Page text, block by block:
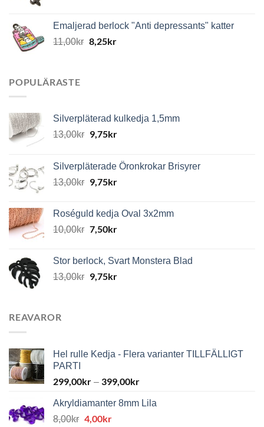
Emaljerad berlock "Anti depressants" katter
11,00kr 8,25kr
POPULÄRASTE
Silverpläterad kulkedja 1,5mm
13,00kr 9,75kr
Silverpläterade Öronkrokar Brisyrer
13,00kr 9,75kr
Roséguld kedja Oval 3x2mm
10,00kr 7,50kr
Stor berlock, Svart Monstera Blad
13,00kr 9,75kr
REAVAROR
Hel rulle Kedja - Flera varianter TILLFÄLLIGT
PARTI
299,00kr – 399,00kr
Akryldiamanter 8mm Lila
8,00kr Det
4,00krDet